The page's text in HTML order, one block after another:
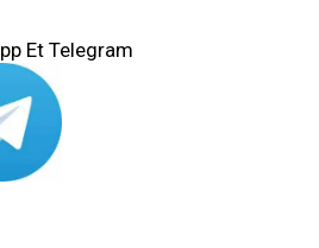
Et Telegram